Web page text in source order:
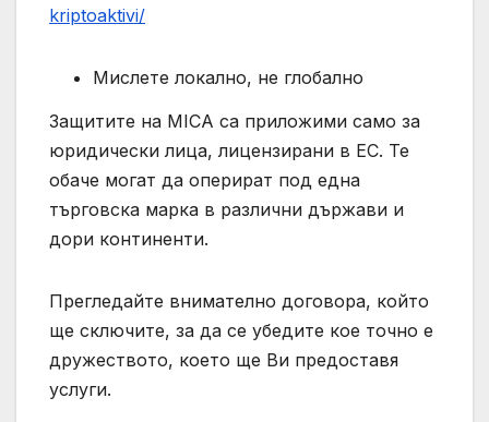
kriptoaktivi/
Мислете локално, не глобално
Защитите на MICA са приложими само за
юридически лица, лицензирани в ЕС. Те
обаче могат да оперират под една
търговска марка в различни държави и
дори континенти.
Прегледайте внимателно договора, който
ще сключите, за да се убедите кое точно е
дружеството, което ще Ви предоставя
услуги.